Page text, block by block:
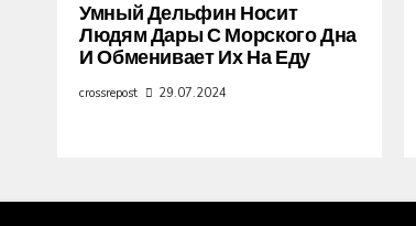
Умный Дельфин Носит
Людям Дары С Морского Дна
И Обменивает Их На Еду
crossrepost 29.07.2024